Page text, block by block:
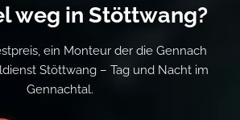
weg in Stöttwang?
ein Monteur der die Gennach
Stöttwang – Tag und Nacht im
Gennachtal.